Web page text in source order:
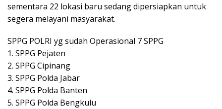
sementara 22 lokasi baru sedang dipersiapkan untuk
segera melayani masyarakat.
SPPG POLRI yg sudah Operasional 7 SPPG
1. SPPG Pejaten
2. SPPG Cipinang
3. SPPG Polda Jabar
4. SPPG Polda Banten
5. SPPG Polda Bengkulu